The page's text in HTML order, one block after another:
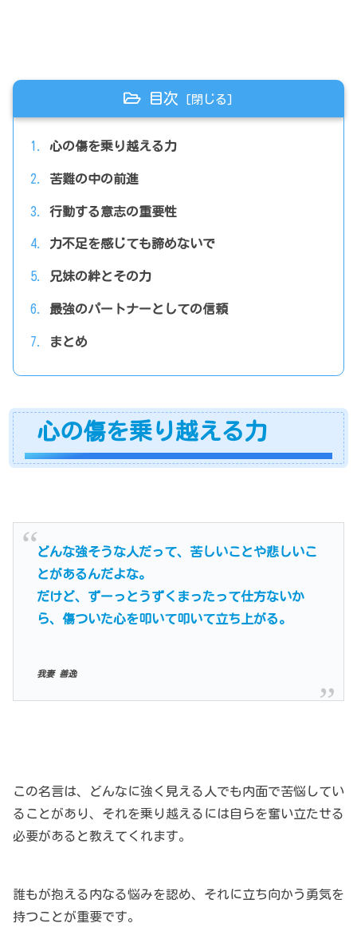
目次
心の傷を乗り越える力
苦難の中の前進
行動する意志の重要性
力不足を感じても諦めないで
兄妹の絆とその力
最強のパートナーとしての信頼
まとめ
心の傷を乗り越える力
どんな強そうな人だって、苦しいことや悲しいこ
とがあるんだよな。
だけど、ずーっとうずくまったって仕方ないか
ら、傷ついた心を叩いて叩いて立ち上がる。
我妻 善逸
この名言は、どんなに強く見える人でも内面で苦悩してい
ることがあり、それを乗り越えるには自らを奮い立たせる
必要があると教えてくれます。
誰もが抱える内なる悩みを認め、それに立ち向かう勇気を
持つことが重要です。